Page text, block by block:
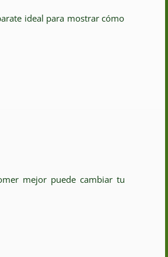
ideal para mostrar cómo
mejor puede cambiar tu